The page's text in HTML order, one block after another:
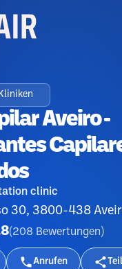
Aveiro -
clinic
30, 3800-438
(208 Bewertungen )
Anrufen